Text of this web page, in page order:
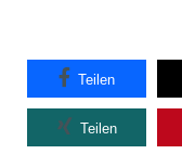
Teilen
Teilen